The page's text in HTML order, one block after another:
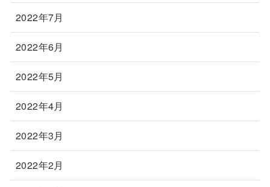
2022年7月
2022年6月
2022年5月
2022年4月
2022年3月
2022年2月